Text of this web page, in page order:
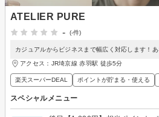
ATELIER PURE
-
(-件)
カジュアルからビジネスまで幅広く対応します！
アクセス：JR埼京線 赤羽駅 徒歩5分
楽天スーパーDEAL ポイントが貯まる・使える
スペシャルメニュー